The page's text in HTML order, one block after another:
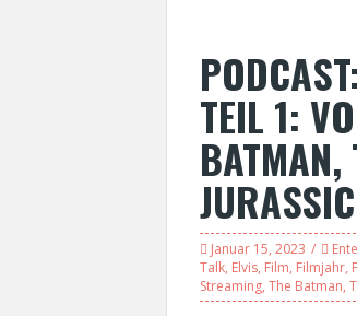
TEIL 1:
BATMAN,
Januar 15, 2023
Talk, Elvis, Film, Filmjahr,
Streaming, The Batman,